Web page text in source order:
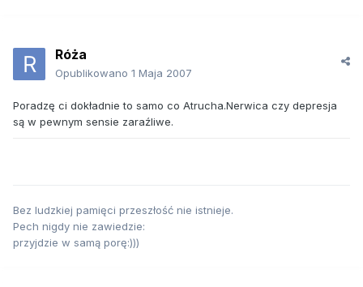
Róża
Opublikowano 1 Maja 2007
Poradzę ci dokładnie to samo co Atrucha.Nerwica czy depresja
są w pewnym sensie zaraźliwe.
Bez ludzkiej pamięci przeszłość nie istnieje.
Pech nigdy nie zawiedzie:
przyjdzie w samą porę:)))